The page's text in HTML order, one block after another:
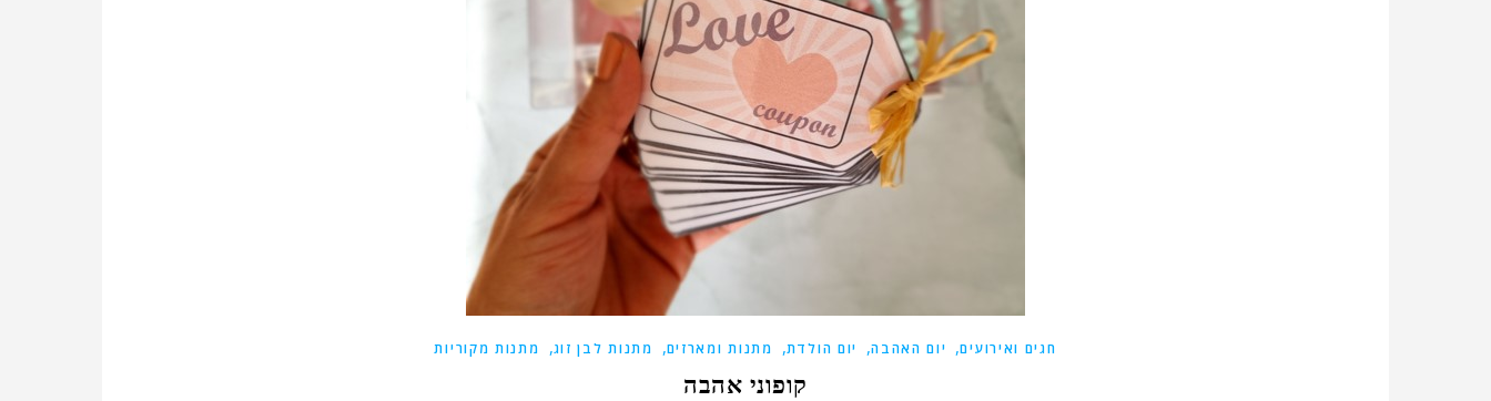
חגים ואירועים, יום האהבה, יום הולדת, מתנות ומארזים, מתנות לבן זוג, מתנות מקוריות
קופוני אהבה